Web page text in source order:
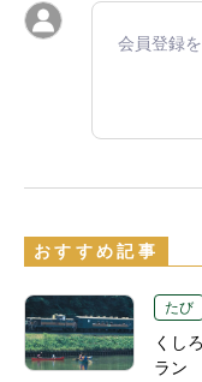
会員登録
おすすめ記事
たび
くし
ラン